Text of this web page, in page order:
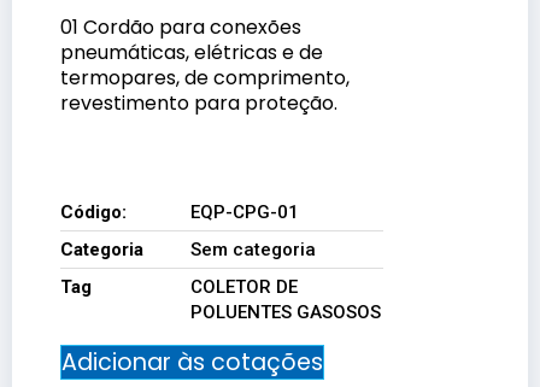
01 Cordão para conexões
pneumáticas, elétricas e de
termopares, de comprimento,
revestimento para proteção.
Código:
EQP-CPG-01
Categoria
Sem categoria
Tag
COLETOR DE
POLUENTES GASOSOS
Adicionar às cotações